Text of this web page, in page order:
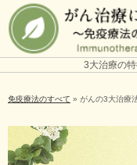
3大治療の
免疫療法のすべて » がんの3大治療